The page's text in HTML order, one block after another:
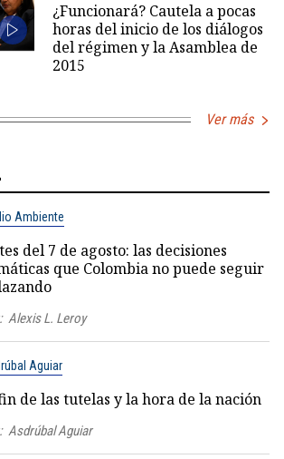
¿Funcionará? Cautela a pocas
horas del inicio de los diálogos
del régimen y la Asamblea de
2015
Ver más
Ambiente
del 7 de agosto: las decisiones
que Colombia no puede seguir
Alexis L. Leroy
Aguiar
de las tutelas y la hora de la nación
Asdrúbal Aguiar